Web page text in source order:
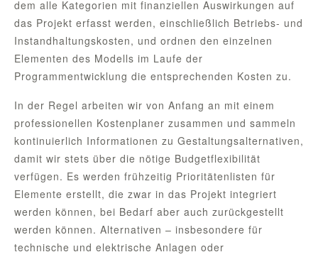
dem alle Kategorien mit finanziellen Auswirkungen auf
das Projekt erfasst werden, einschließlich Betriebs- und
Instandhaltungskosten, und ordnen den einzelnen
Elementen des Modells im Laufe der
Programmentwicklung die entsprechenden Kosten zu.
In der Regel arbeiten wir von Anfang an mit einem
professionellen Kostenplaner zusammen und sammeln
kontinuierlich Informationen zu Gestaltungsalternativen,
damit wir stets über die nötige Budgetflexibilität
verfügen. Es werden frühzeitig Prioritätenlisten für
Elemente erstellt, die zwar in das Projekt integriert
werden können, bei Bedarf aber auch zurückgestellt
werden können. Alternativen – insbesondere für
technische und elektrische Anlagen oder